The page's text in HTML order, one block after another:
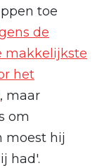
toe
de
makkelijkste
het
, maar
om
moest hij
had'.